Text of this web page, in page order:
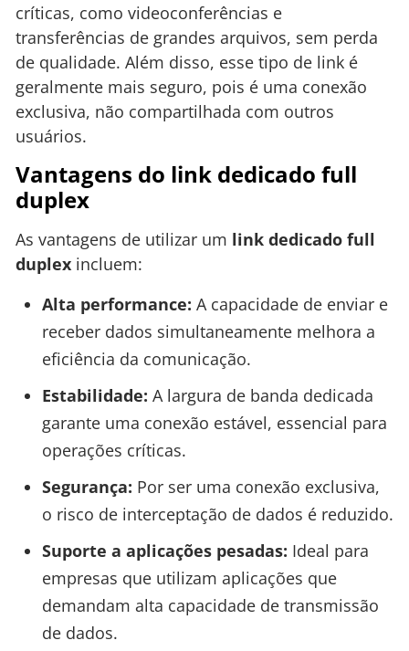
críticas, como videoconferências e
transferências de grandes arquivos, sem perda
de qualidade. Além disso, esse tipo de link é
geralmente mais seguro, pois é uma conexão
exclusiva, não compartilhada com outros
usuários.
Vantagens do link dedicado full
duplex
As vantagens de utilizar um link dedicado full
duplex incluem:
Alta performance: A capacidade de enviar e
receber dados simultaneamente melhora a
eficiência da comunicação.
Estabilidade: A largura de banda dedicada
garante uma conexão estável, essencial para
operações críticas.
Segurança: Por ser uma conexão exclusiva,
o risco de interceptação de dados é reduzido.
Suporte a aplicações pesadas: Ideal para
empresas que utilizam aplicações que
demandam alta capacidade de transmissão
de dados.